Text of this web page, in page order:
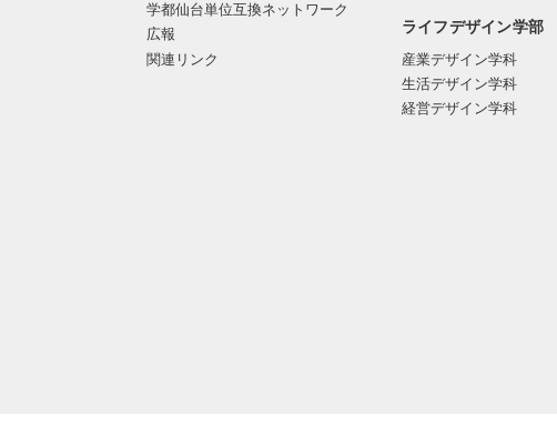
学都仙台単位互換ネットワーク
広報
関連リンク
ライフデザイン学部
産業デザイン学科
生活デザイン学科
経営デザイン学科